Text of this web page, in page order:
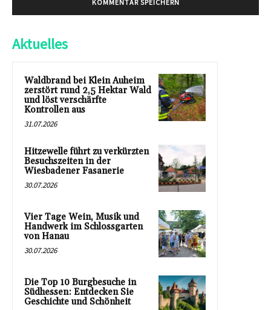
Aktuelles
Waldbrand bei Klein Auheim
zerstört rund 2,5 Hektar Wald
und löst verschärfte
Kontrollen aus
31.07.2026
Hitzewelle führt zu verkürzten
Besuchszeiten in der
Wiesbadener Fasanerie
30.07.2026
Vier Tage Wein, Musik und
Handwerk im Schlossgarten
von Hanau
30.07.2026
Die Top 10 Burgbesuche in
Südhessen: Entdecken Sie
Geschichte und Schönheit